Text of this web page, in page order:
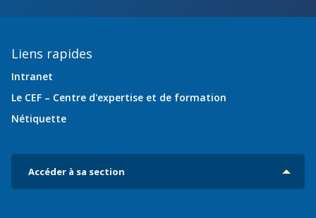
Liens rapides
Intranet
Le CEF – Centre d'expertise et de formation
Nétiquette
Accéder à sa section